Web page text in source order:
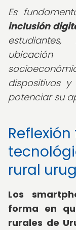
Es
inclusión
ubicación
dispositivos
potenciar su
rural
Los
forma en
rurales de